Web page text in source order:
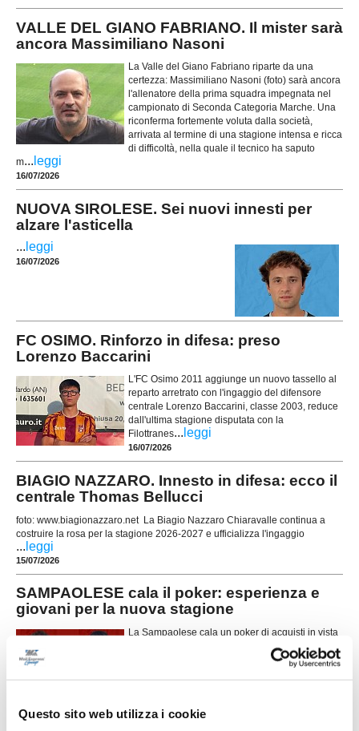
Questo sito web utilizza i cookie
VALLE DEL GIANO FABRIANO. Il mister sarà
ancora Massimiliano Nasoni
La Valle del Giano Fabriano riparte da una
certezza: Massimiliano Nasoni (foto) sarà ancora
l'allenatore della prima squadra impegnata nel
campionato di Seconda Categoria Marche. Una
riconferma fortemente voluta dalla società,
arrivata al termine di una stagione intensa e ricca
di difficoltà, nella quale il tecnico ha saputo
m... leggi
16/07/2026
NUOVA SIROLESE. Sei nuovi innesti per
alzare l'asticella
... leggi
16/07/2026
FC OSIMO. Rinforzo in difesa: preso
Lorenzo Baccarini
L'FC Osimo 2011 aggiunge un nuovo tassello al
reparto arretrato con l'ingaggio del difensore
centrale Lorenzo Baccarini, classe 2003, reduce
dall'ultima stagione disputata con la
Filottranes... leggi
16/07/2026
BIAGIO NAZZARO. Innesto in difesa: ecco il
centrale Thomas Bellucci
foto: www.biagionazzaro.net La Biagio Nazzaro Chiaravalle continua a
costruire la rosa per la stagione 2026-2027 e ufficializza l'ingaggio
... leggi
15/07/2026
SAMPAOLESE cala il poker: esperienza e
giovani per la nuova stagione
La Sampaolese cala un poker di acquisti in vista
della prossima stagione, rinforzando tutti i reparti
con un mix di giovani di prospettiva ed elementi